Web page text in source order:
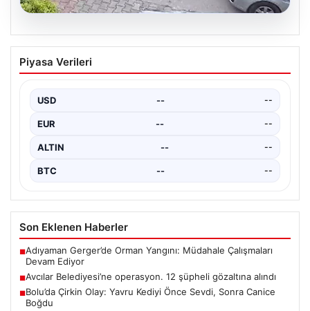
Bolu’da Çirkin Olay: Yavru Kediyi Önce
Sevdi, Sonra Canice Boğdu
derinden sarstı. Beşkavaklar Mahallesi Melis Sokak’ta
meydana…
Piyasa Verileri
USD -- --
EUR -- --
ALTIN -- --
BTC -- --
Son Eklenen Haberler
■Adıyaman Gerger’de Orman Yangını: Müdahale Çalışmaları
Devam Ediyor
■Avcılar Belediyesi’ne operasyon. 12 şüpheli gözaltına alındı
■Bolu’da Çirkin Olay: Yavru Kediyi Önce Sevdi, Sonra Canice
Boğdu